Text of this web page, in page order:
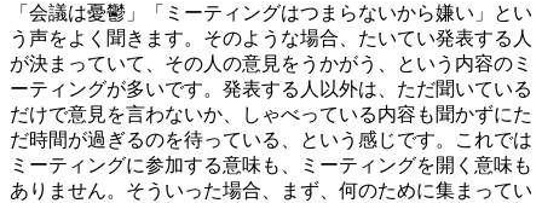
「会議は憂鬱」「ミーティングはつまらないから嫌い」とい
う声をよく聞きます。そのような場合、たいてい発表する人
が決まっていて、その人の意見をうかがう、という内容のミ
ーティングが多いです。発表する人以外は、ただ聞いている
だけで意見を言わないか、しゃべっている内容も聞かずにた
だ時間が過ぎるのを待っている、という感じです。これでは
ミーティングに参加する意味も、ミーティングを開く意味も
ありません。そういった場合、まず、何のために集まってい